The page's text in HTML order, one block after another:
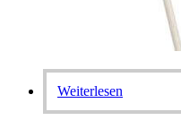
Weiterlesen